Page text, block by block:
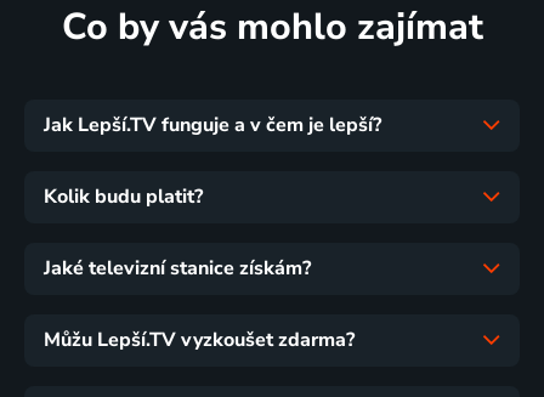
Co by vás mohlo zajímat
Jak Lepší.TV funguje a v čem je lepší?
Kolik budu platit?
Jaké televizní stanice získám?
Můžu Lepší.TV vyzkoušet zdarma?